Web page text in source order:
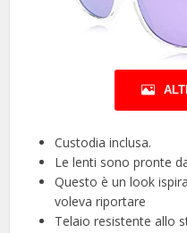
Custodia inclusa.
Le lenti sono pronte
Questo è un look
voleva riportare
Telaio resistente allo